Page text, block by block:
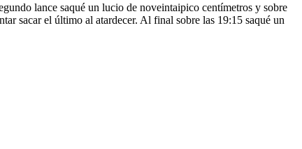
lance saqué un lucio de noveintaipico centímetros y sobre
sacar el último al atardecer. Al final sobre las 19:15 saqué un